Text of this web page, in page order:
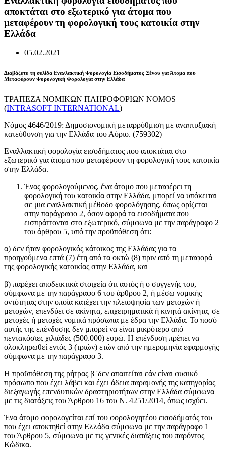
αποκτάται στο εξωτερικό για άτομα που
μεταφέρουν τη φορολογική τους κατοικία στην
Ελλάδα
05.02.2021
Διαβάζετε τη σελίδα Εναλλακτική Φορολογία Εισοδήματος Ξένου για Άτομα που
Μεταφέρουν Φορολογική Φορολογία στην Ελλάδα
ΤΡΑΠΕΖΑ ΝΟΜΙΚΩΝ ΠΛΗΡΟΦΟΡΙΩΝ NOMOS
(INTRASOFT INTERNATIONAL)
Νόμος 4646/2019: Δημοσιονομική μεταρρύθμιση με αναπτυξιακή
κατεύθυνση για την Ελλάδα του Αύριο. (759302)
Εναλλακτική φορολογία εισοδήματος που αποκτάται στο
εξωτερικό για άτομα που μεταφέρουν τη φορολογική τους κατοικία
στην Ελλάδα.
Ένας φορολογούμενος, ένα άτομο που μεταφέρει τη
φορολογική του κατοικία στην Ελλάδα, μπορεί να υπόκειται
σε μια εναλλακτική μέθοδο φορολόγησης, όπως ορίζεται
στην παράγραφο 2, όσον αφορά τα εισοδήματα που
εισπράττονται στο εξωτερικό, σύμφωνα με την παράγραφο 2
του άρθρου 5, υπό την προϋπόθεση ότι:
α) δεν ήταν φορολογικός κάτοικος της Ελλάδας για τα
προηγούμενα επτά (7) έτη από τα οκτώ (8) πριν από τη μεταφορά
της φορολογικής κατοικίας στην Ελλάδα, και
β) παρέχει αποδεικτικά στοιχεία ότι αυτός ή ο συγγενής του,
σύμφωνα με την παράγραφο 6 του άρθρου 2, ή μέσω νομικής
οντότητας στην οποία κατέχει την πλειοψηφία των μετοχών ή
μετοχών, επενδύει σε ακίνητα, επιχειρηματικά ή κινητά ακίνητα, σε
μετοχές ή μετοχές νομικά πρόσωπα με έδρα την Ελλάδα. Το ποσό
αυτής της επένδυσης δεν μπορεί να είναι μικρότερο από
πεντακόσιες χιλιάδες (500.000) ευρώ. Η επένδυση πρέπει να
ολοκληρωθεί εντός 3 (τριών) ετών από την ημερομηνία εφαρμογής
σύμφωνα με την παράγραφο 3.
Η προϋπόθεση της ρήτρας β 'δεν απαιτείται εάν είναι φυσικό
πρόσωπο που έχει λάβει και έχει άδεια παραμονής της κατηγορίας
διεξαγωγής επενδυτικών δραστηριοτήτων στην Ελλάδα σύμφωνα
με τις διατάξεις του Άρθρου 16 του Ν. 4251/2014, όπως ισχύει.
Ένα άτομο φορολογείται επί του φορολογητέου εισοδήματός του
που έχει αποκτηθεί στην Ελλάδα σύμφωνα με την παράγραφο 1
του Άρθρου 5, σύμφωνα με τις γενικές διατάξεις του παρόντος
Κώδικα.